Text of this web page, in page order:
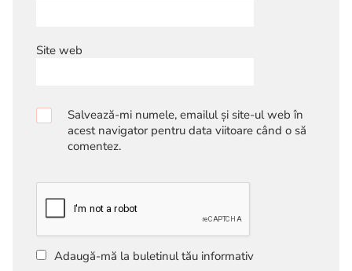
Site web
Salvează-mi numele, emailul și site-ul web în
acest navigator pentru data viitoare când o să
comentez.
Adaugă-mă la buletinul tău informativ